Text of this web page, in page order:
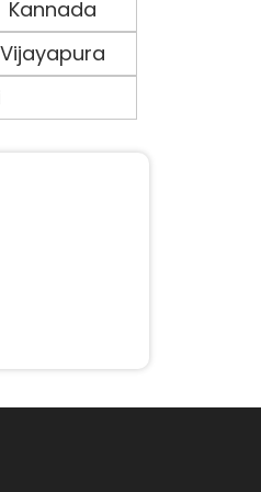
Kannada
Vijayapura